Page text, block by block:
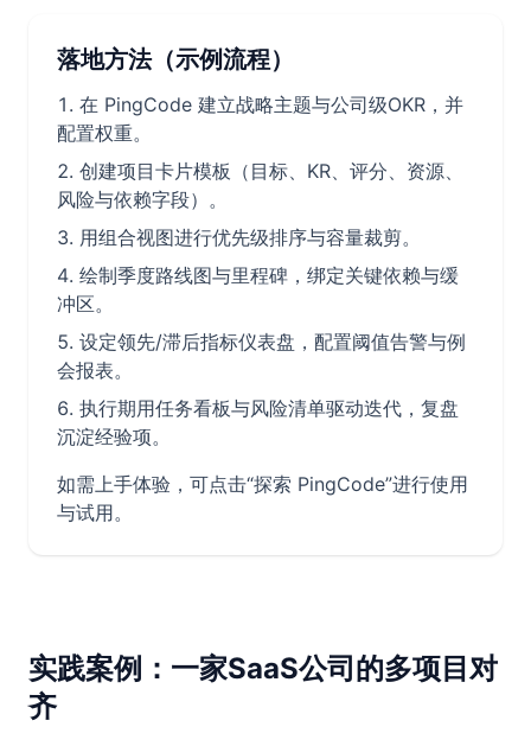
落地方法（示例流程）
在 PingCode 建立战略主题与公司级OKR，并
配置权重。
创建项目卡片模板（目标、KR、评分、资源、
风险与依赖字段）。
用组合视图进行优先级排序与容量裁剪。
绘制季度路线图与里程碑，绑定关键依赖与缓
冲区。
设定领先/滞后指标仪表盘，配置阈值告警与例
会报表。
执行期用任务看板与风险清单驱动迭代，复盘
沉淀经验项。
如需上手体验，可点击“探索 PingCode”进行使用
与试用。
实践案例：一家SaaS公司的多项目对
齐